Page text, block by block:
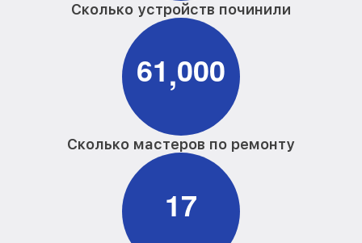
Сколько устройств починили
61,000
Сколько мастеров по ремонту
17